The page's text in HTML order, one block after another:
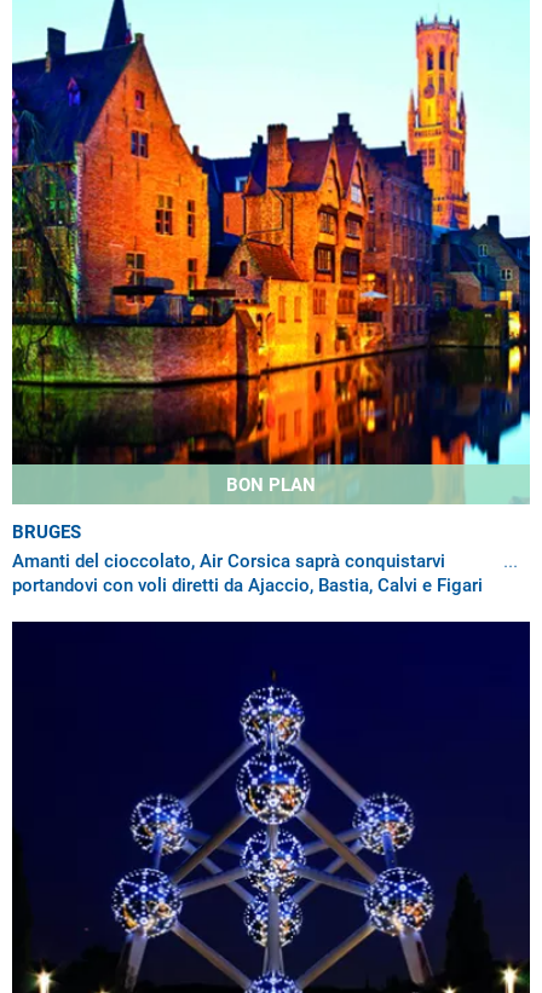
BON PLAN
BRUGES
Amanti del cioccolato, Air Corsica saprà conquistarvi
portandovi con voli diretti da Ajaccio, Bastia, Calvi e Figari